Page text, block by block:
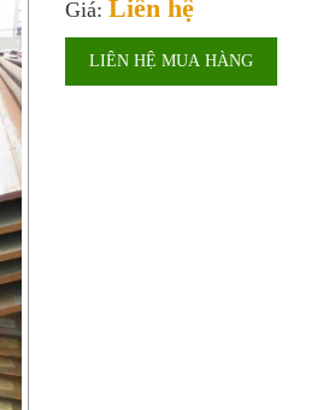
Giá: Liên hệ
LIÊN HỆ MUA HÀNG